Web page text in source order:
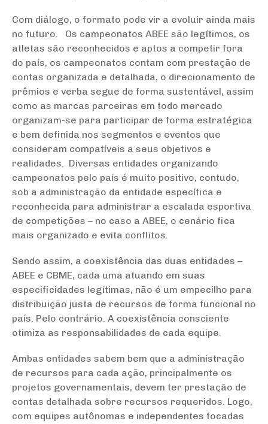
Com diálogo, o formato pode vir a evoluir ainda mais
no futuro. Os campeonatos ABEE são legítimos, os
atletas são reconhecidos e aptos a competir fora
do país, os campeonatos contam com prestação de
contas organizada e detalhada, o direcionamento de
prêmios e verba segue de forma sustentável, assim
como as marcas parceiras em todo mercado
organizam-se para participar de forma estratégica
e bem definida nos segmentos e eventos que
consideram compatíveis a seus objetivos e
realidades. Diversas entidades organizando
campeonatos pelo país é muito positivo, contudo,
sob a administração da entidade específica e
reconhecida para administrar a escalada esportiva
de competições – no caso a ABEE, o cenário fica
mais organizado e evita conflitos.
Sendo assim, a coexistência das duas entidades –
ABEE e CBME, cada uma atuando em suas
especificidades legítimas, não é um empecilho para
distribuição justa de recursos de forma funcional no
país. Pelo contrário. A coexistência consciente
otimiza as responsabilidades de cada equipe.
Ambas entidades sabem bem que a administração
de recursos para cada ação, principalmente os
projetos governamentais, devem ter prestação de
contas detalhada sobre recursos requeridos. Logo,
com equipes autônomas e independentes focadas